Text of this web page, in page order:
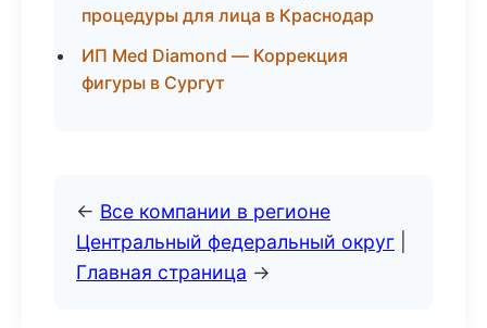
процедуры для лица в Краснодар
ИП Med Diamond — Коррекция
фигуры в Сургут
← Все компании в регионе
Центральный федеральный округ
Главная страница →